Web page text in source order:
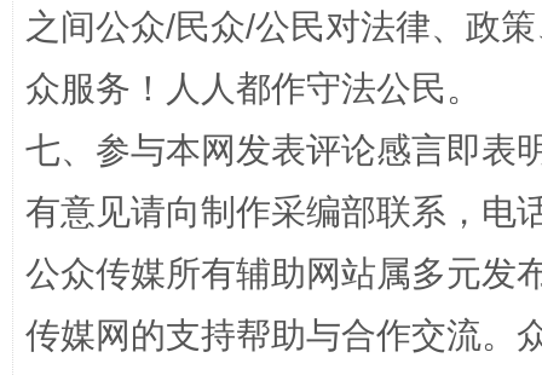
“蜀中异人”王建安的艺术幻境
之间公众/民众/公民对法律、政
众服务！人人都作守法公民。
七、参与本网发表评论感言即表
有意见请向制作采编部联系，电
公众传媒所有辅助网站属多元发
传媒网的支持帮助与合作交流。